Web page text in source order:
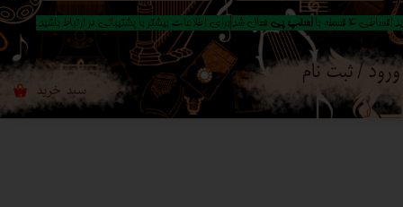
۰ سبد خرید
ورود / ثبت نام
خروج از حساب کاربری
اقساطی 4 قسطه با اسنپ پی فعال شد|برای اطلاعات بیشتر با پشتیبانی در ارتباط باشید..